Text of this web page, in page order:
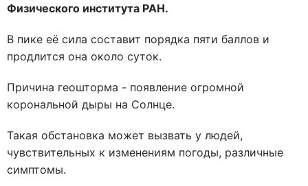
Физического института РАН.
В пике её сила составит порядка пяти баллов и
продлится она около суток.
Причина геошторма - появление огромной
корональной дыры на Солнце.
Такая обстановка может вызвать у людей,
чувствительных к изменениям погоды, различные
симптомы.